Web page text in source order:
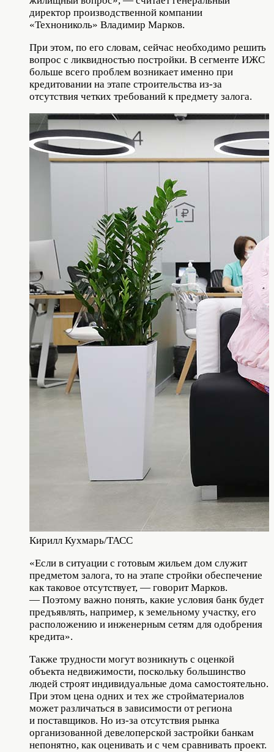
директор производственной компании
«Технониколь» Владимир Марков.
При этом, по его словам, сейчас необходимо решить
вопрос с ликвидностью постройки. В сегменте ИЖС
больше всего проблем возникает именно при
кредитовании на этапе строительства из-за
отсутствия четких требований к предмету залога.
Кирилл Кухмарь/ТАСС
«Если в ситуации с готовым жильем дом служит
предметом залога, то на этапе стройки обеспечение
как таковое отсутствует, — говорит Марков.
— Поэтому важно понять, какие условия банк будет
предъявлять, например, к земельному участку, его
расположению и инженерным сетям для одобрения
кредита».
Также трудности могут возникнуть с оценкой
объекта недвижимости, поскольку большинство
людей строят индивидуальные дома самостоятельно.
При этом цена одних и тех же стройматериалов
может различаться в зависимости от региона
и поставщиков. Но из-за отсутствия рынка
организованной девелоперской застройки банкам
непонятно, как оценивать и с чем сравнивать проект.